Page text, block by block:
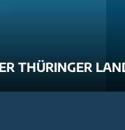
THÜRINGER